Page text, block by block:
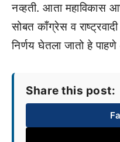
नव्हती. आता महाविकास
सोबत काँग्रेस व
निर्णय घेतला जातो हे
Share this post: